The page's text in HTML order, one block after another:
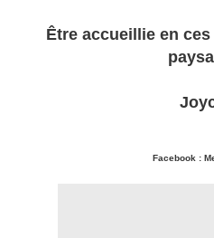
Être accueillie en
Facebook :